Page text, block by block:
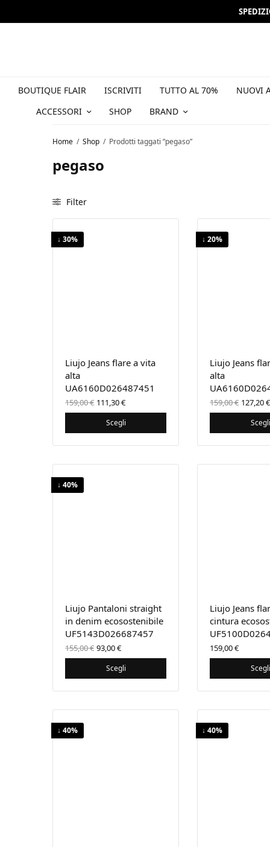
BOUTIQUE FLAIR ISCRIVITI TUTTO AL 70% NUOVI
ACCESSORI
SHOP BRAND
Home / Shop / Prodotti taggati “pegaso”
pegaso
Filter
↓ 30%
Liujo Jeans flare a vita
alta
UA6160D026487451
159,00€ Il prezzo
originale
era:
159,00 €.
111,30€Il prezzo
attuale
è:
111,30 €.
Scegli
↓ 20%
Liujo Jeans
alta
159,00€ Il
era:
127,20€
è:
Scegli
↓ 40%
Liujo Pantaloni straight
in denim ecosostenibile
UF5143D026687457
155,00€ Il prezzo
originale
era:
155,00 €.
93,00€Il
prezzo
attuale
è:
Scegli
Liujo Jeans
cintura
159,00€
Scegli
↓ 40% ↓ 40%
Iscriviti alla